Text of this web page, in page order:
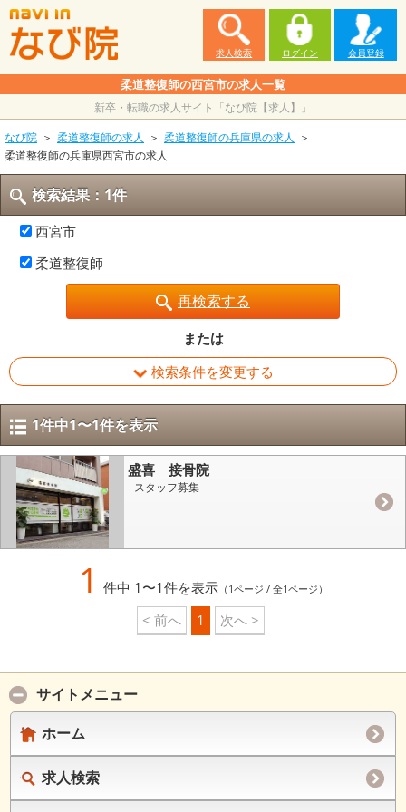
求人検索 ログイン 会員登録
柔道整復師の西宮市の求人一覧
新卒・転職の求人サイト「なび院【求人】」
なび院
柔道整復師の求人
柔道整復師の兵庫県の求人
柔道整復師の兵庫県西宮市の求人
検索結果：1件
西宮市
柔道整復師
再検索する
または
検索条件を変更する
1件中1〜1件を表示
盛喜 接骨院
スタッフ募集
1 件中 1〜1件を表示（1ページ / 全1ページ）
< 前へ 1 次へ >
サイトメニュー
ホーム
求人検索